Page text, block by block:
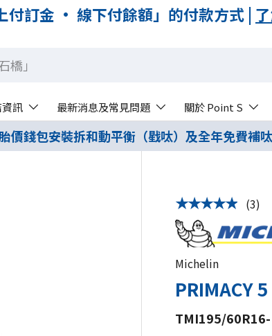
付訂金 · 線下付餘額」的付款方式 |
訊 最新消息及常見問題 關於 Point S
價錢包安裝拆和動平衡（戥呔）及全年免費補
★★★★★ (3)
Michelin
PRIMACY 5
TMI195/